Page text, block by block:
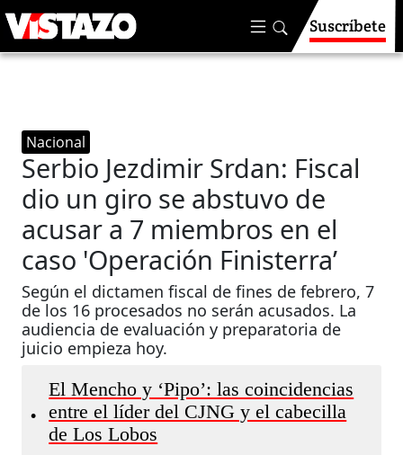
Suscríbete
Nacional
Serbio Jezdimir Srdan: Fiscal
dio un giro se abstuvo de
acusar a 7 miembros en el
caso 'Operación Finisterra’
Según el dictamen fiscal de fines de febrero, 7
de los 16 procesados no serán acusados. La
audiencia de evaluación y preparatoria de
juicio empieza hoy.
•
El Mencho y ‘Pipo’: las coincidencias
entre el líder del CJNG y el cabecilla
de Los Lobos